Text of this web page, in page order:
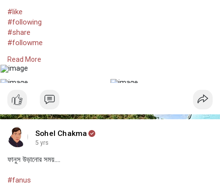
#like
#following
#share
#followme
#travelphotography
@SohelChakmaOfficial
Sohel Chakma
#beautiful
#matiranga_khagrachari
#chakma
#chakmacommunity
#buddhist
#bangladeshi
Read More
Sohel Chakma
5 yrs
ফানুস উড়ানোর সময়....
#fanus